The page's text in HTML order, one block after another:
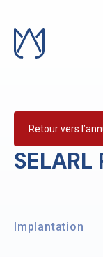
content
SELARL
Retour vers
Implantation